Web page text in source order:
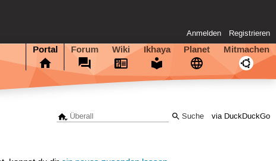
Anmelden Registrieren
Portal Forum Wiki Ikhaya Planet Mitmachen
via DuckDuckGo